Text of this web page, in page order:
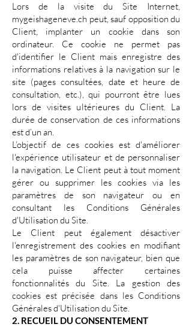
Lors de la visite du Site Internet,
mygeishageneve.ch peut, sauf opposition du
Client, implanter un cookie dans son
ordinateur. Ce cookie ne permet pas
d'identifier le Client mais enregistre des
informations relatives à la navigation sur le
site (pages consultées, date et heure de
consultation, etc.), qui pourront être lues
lors de visites ultérieures du Client. La
durée de conservation de ces informations
est d’un an.
L’objectif de ces cookies est d'améliorer
l'expérience utilisateur et de personnaliser
la navigation. Le Client peut à tout moment
gérer ou supprimer les cookies via les
paramètres de son navigateur ou en
consultant les Conditions Générales
d'Utilisation du Site.
Le Client peut également désactiver
l'enregistrement des cookies en modifiant
les paramètres de son navigateur, bien que
cela puisse affecter certaines
fonctionnalités du Site. La gestion des
cookies est précisée dans les Conditions
Générales d'Utilisation du Site.
2. RECUEIL DU CONSENTEMENT